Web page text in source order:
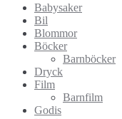
Babysaker
Bil
Blommor
Böcker
Barnböcker
Dryck
Film
Barnfilm
Godis